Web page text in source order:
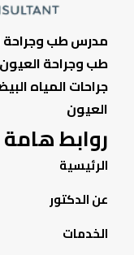
مدرس طب وجراحة
طب وجراحة
جراحات المياه
العيون
روابط هامة
الرئيسية
عن الدكتور
الخدمات